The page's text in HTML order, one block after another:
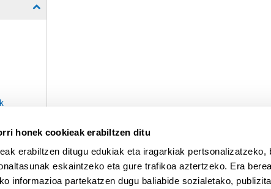
honek cookieak erabiltzen ditu
erabiltzen ditugu edukiak eta iragarkiak pertsonalizatzeko,
eskaintzeko eta gure trafikoa aztertzeko. Era
informazioa partekatzen dugu baliabide sozialetako,
Erakutsi/izkutatu azpiorriak